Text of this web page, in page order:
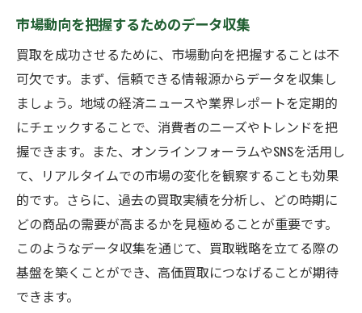
市場動向を把握するためのデータ収集
買取を成功させるために、市場動向を把握することは不
可欠です。まず、信頼できる情報源からデータを収集し
ましょう。地域の経済ニュースや業界レポートを定期的
にチェックすることで、消費者のニーズやトレンドを把
握できます。また、オンラインフォーラムやSNSを活用し
て、リアルタイムでの市場の変化を観察することも効果
的です。さらに、過去の買取実績を分析し、どの時期に
どの商品の需要が高まるかを見極めることが重要です。
このようなデータ収集を通じて、買取戦略を立てる際の
基盤を築くことができ、高価買取につなげることが期待
できます。